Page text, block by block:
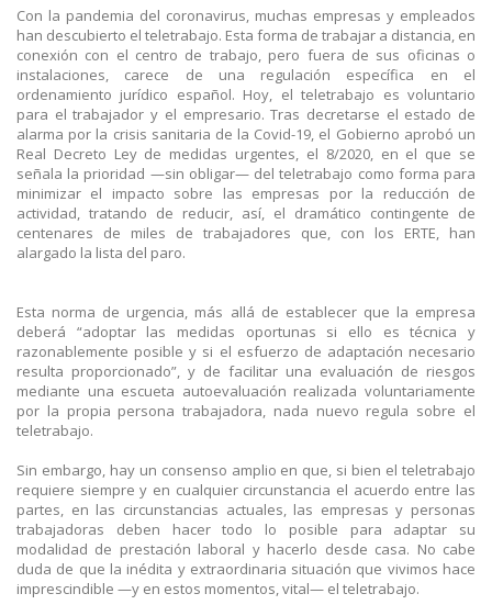
Con la pandemia del coronavirus, muchas empresas y empleados
han descubierto el teletrabajo. Esta forma de trabajar a distancia, en
conexión con el centro de trabajo, pero fuera de sus oficinas o
instalaciones, carece de una regulación específica en el
ordenamiento jurídico español. Hoy, el teletrabajo es voluntario
para el trabajador y el empresario. Tras decretarse el estado de
alarma por la crisis sanitaria de la Covid-19, el Gobierno aprobó un
Real Decreto Ley de medidas urgentes, el 8/2020, en el que se
señala la prioridad —sin obligar— del teletrabajo como forma para
minimizar el impacto sobre las empresas por la reducción de
actividad, tratando de reducir, así, el dramático contingente de
centenares de miles de trabajadores que, con los ERTE, han
alargado la lista del paro.
Esta norma de urgencia, más allá de establecer que la empresa
deberá “adoptar las medidas oportunas si ello es técnica y
razonablemente posible y si el esfuerzo de adaptación necesario
resulta proporcionado”, y de facilitar una evaluación de riesgos
mediante una escueta autoevaluación realizada voluntariamente
por la propia persona trabajadora, nada nuevo regula sobre el
teletrabajo.
Sin embargo, hay un consenso amplio en que, si bien el teletrabajo
requiere siempre y en cualquier circunstancia el acuerdo entre las
partes, en las circunstancias actuales, las empresas y personas
trabajadoras deben hacer todo lo posible para adaptar su
modalidad de prestación laboral y hacerlo desde casa. No cabe
duda de que la inédita y extraordinaria situación que vivimos hace
imprescindible —y en estos momentos, vital— el teletrabajo.